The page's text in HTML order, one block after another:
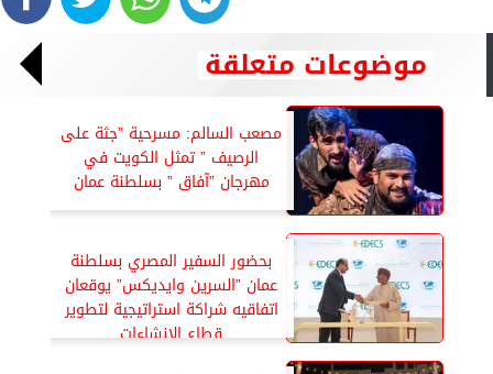
موضوعات متعلقة
مصعب السالم: مسرحية ”جثة على
الرصيف ” تمثل الكويت في
مهرجان ”آفاق ” بسلطنة عمان
بحضور السفير المصري بسلطنة
عمان ”السرين وايديكس” يوقعان
اتفاقيه شراكة استراتيجية لتطوير
قطاع الإنشاءات